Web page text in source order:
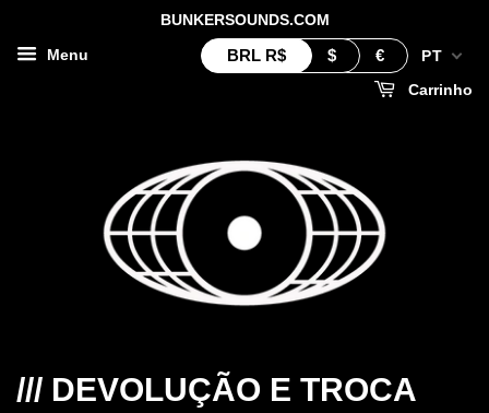
BUNKERSOUNDS.COM
Menu PT
BRL R$ $ €
Carrinho
/// DEVOLUÇÃO E TROCA